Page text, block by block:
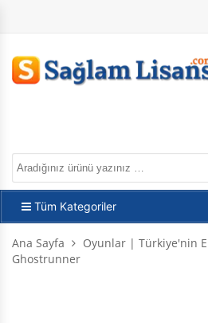
Tüm Kategoriler
Ana Sayfa
Oyunlar | Türkiye'nin
Ghostrunner